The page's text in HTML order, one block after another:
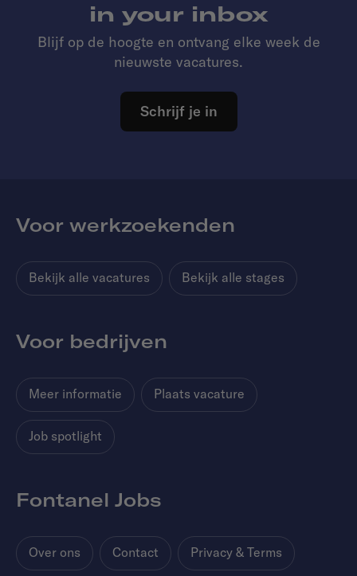
in your inbox
Blijf op de hoogte en ontvang elke week de
nieuwste vacatures.
Schrijf je in
Voor werkzoekenden
Bekijk alle vacatures Bekijk alle stages
Voor bedrijven
Meer informatie Plaats vacature
Job spotlight
Fontanel Jobs
Over ons Contact Privacy & Terms